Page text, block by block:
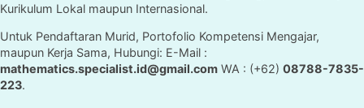
Kurikulum Lokal maupun Internasional.
Untuk Pendaftaran Murid, Portofolio Kompetensi Mengajar,
maupun Kerja Sama, Hubungi: E-Mail :
mathematics.specialist.id@gmail.com WA : (+62) 08788-7835-
223.